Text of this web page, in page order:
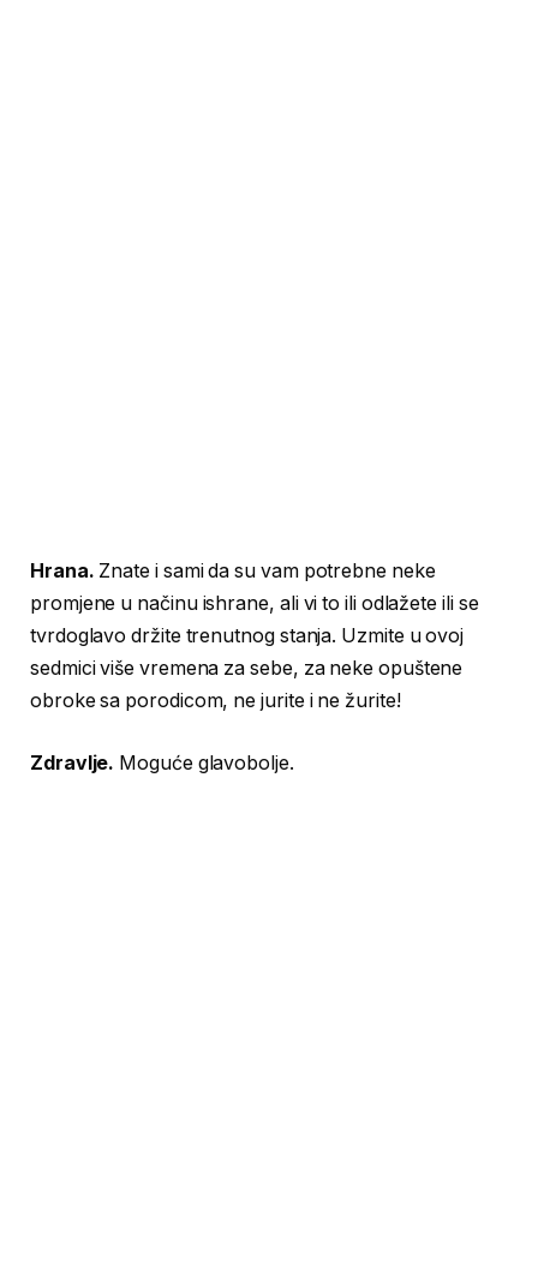
Hrana. Znate i sami da su vam potrebne neke
promjene u načinu ishrane, ali vi to ili odlažete ili se
tvrdoglavo držite trenutnog stanja. Uzmite u ovoj
sedmici više vremena za sebe, za neke opuštene
obroke sa porodicom, ne jurite i ne žurite!
Zdravlje. Moguće glavobolje.